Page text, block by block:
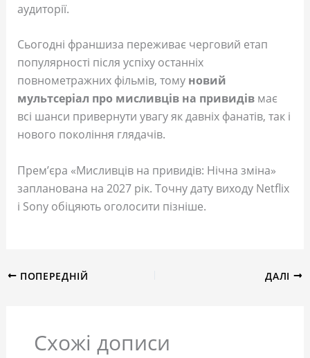
аудиторії.
Сьогодні франшиза переживає черговий етап
популярності після успіху останніх
повнометражних фільмів, тому новий
мультсеріал про мисливців на привидівмає
всі шанси привернути увагу як давніх фанатів, так і
нового покоління глядачів.
Прем’єра «Мисливців на привидів: Нічна зміна»
запланована на 2027 рік. Точну дату виходу Netflix
і Sony обіцяють оголосити пізніше.
ПОПЕРЕДНІЙ ДАЛІ
Схожі дописи